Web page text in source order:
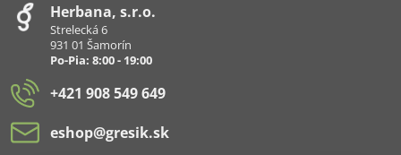
Herbana, s​.r​.o​.
Strelecká 6
931 01 Šamorín
Po-Pia: 8:00 - 19:00
+421 908 549 649
eshop​@gresik​.sk